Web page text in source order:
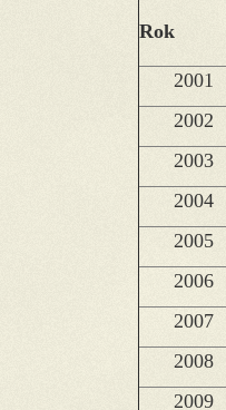
Rok
2001
2002
2003
2004
2005
2006
2007
2008
2009